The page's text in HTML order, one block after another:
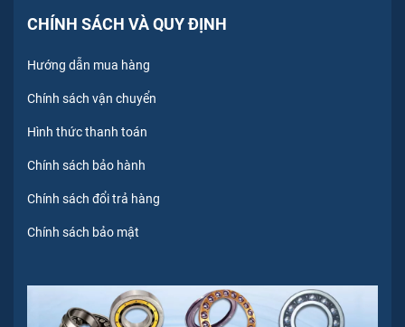
CHÍNH SÁCH VÀ QUY ĐỊNH
Hướng dẫn mua hàng
Chính sách vận chuyển
Hình thức thanh toán
Chính sách bảo hành
Chính sách đổi trả hàng
Chính sách bảo mật